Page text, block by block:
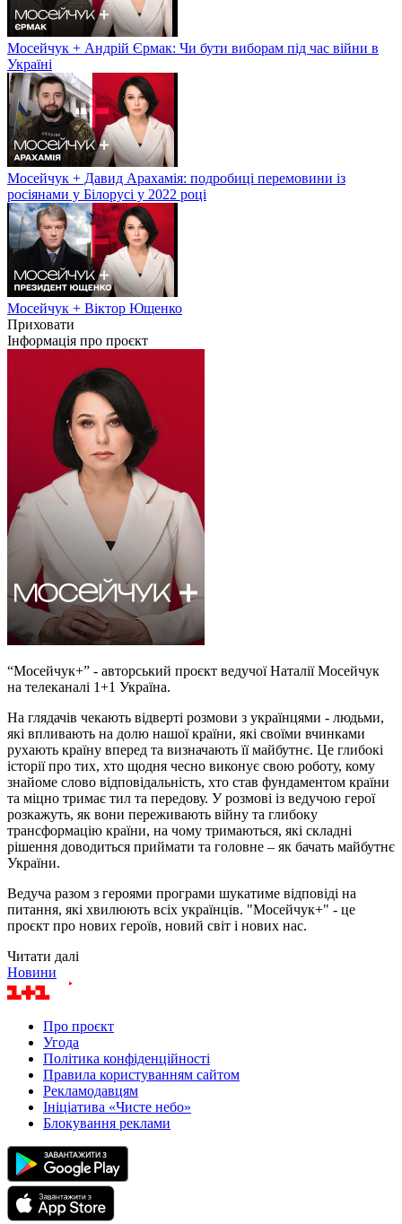
Мосейчук + Андрій Єрмак: Чи бути виборам під час війни в
Україні
Мосейчук + Давид Арахамія: подробиці перемовини із
росіянами у Білорусі у 2022 році
Мосейчук + Віктор Ющенко
Приховати
Інформація про проєкт
“Мосейчук+” - авторський проєкт ведучої Наталії Мосейчук
на телеканалі 1+1 Україна.
На глядачів чекають відверті розмови з українцями - людьми,
які впливають на долю нашої країни, які своїми вчинками
рухають країну вперед та визначають її майбутнє. Це глибокі
історії про тих, хто щодня чесно виконує свою роботу, кому
знайоме слово відповідальність, хто став фундаментом країни
та міцно тримає тил та передову. У розмові із ведучою герої
розкажуть, як вони переживають війну та глибоку
трансформацію країни, на чому тримаються, які складні
рішення доводиться приймати та головне – як бачать майбутнє
України.
Ведуча разом з героями програми шукатиме відповіді на
питання, які хвилюють всіх українців. "Мосейчук+" - це
проєкт про нових героїв, новий світ і нових нас.
Читати далі
Новини
Про проєкт
Угода
Політика конфіденційності
Правила користуванням сайтом
Рекламодавцям
Ініціатива «Чисте небо»
Блокування реклами